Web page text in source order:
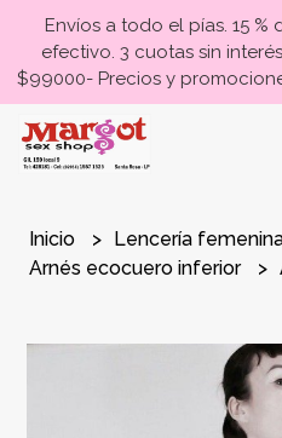
Envíos a todo el pías. 15
efectivo. 3 cuotas sin
$99000- Precios y
Inicio
Lencería
Arnés ecocuero inferior